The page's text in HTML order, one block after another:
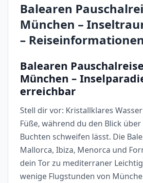
Balearen
München –
– Reiseinformationen
Balearen
München –
erreichbar
Stell dir vor: Kristallklares
Füße, während du den Blick
Buchten schweifen lässt. Die
Mallorca, Ibiza, Menorca und
dein Tor zu mediterraner
wenige Flugstunden von